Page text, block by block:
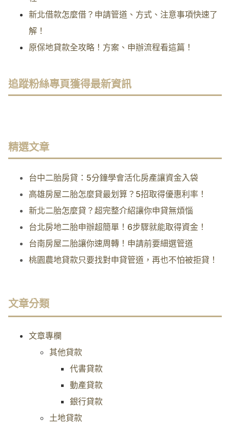
新北借款怎麼借？申請管道、方式、注意事項快速了
解！
原保地貸款全攻略！方案、申辦流程看這篇！
追蹤粉絲專頁獲得最新資訊
精選文章
台中二胎房貸：5分鐘學會活化房產讓資金入袋
高雄房屋二胎怎麼貸最划算？5招取得優惠利率！
新北二胎怎麼貸？超完整介紹讓你申貸無煩惱
台北房地二胎申辦超簡單！6步驟就能取得資金！
台南房屋二胎讓你速周轉！申請前要細選管道
桃園農地貸款只要找對申貸管道，再也不怕被拒貸！
文章分類
文章專欄
其他貸款
代書貸款
動產貸款
銀行貸款
土地貸款